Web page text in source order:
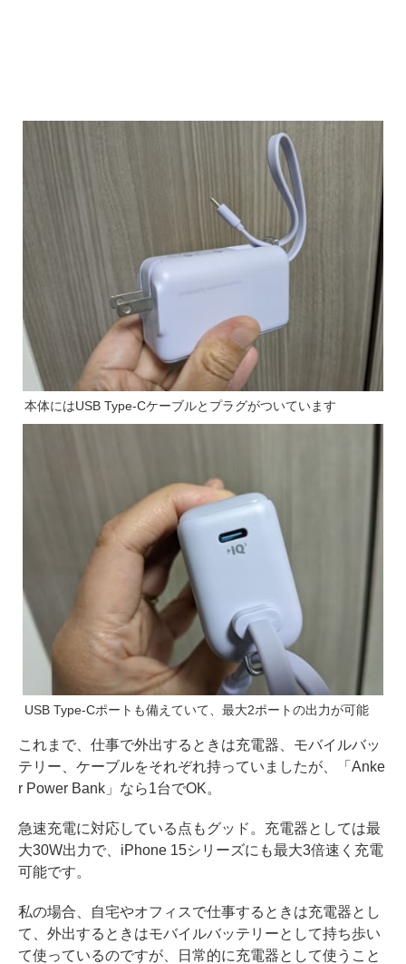
本体にはUSB Type-Cケーブルとプラグがついています
USB Type-Cポートも備えていて、最大2ポートの出力が可能
これまで、仕事で外出するときは充電器、モバイルバッ
テリー、ケーブルをそれぞれ持っていましたが、「Anke
r Power Bank」なら1台でOK。
急速充電に対応している点もグッド。充電器としては最
大30W出力で、iPhone 15シリーズにも最大3倍速く充電
可能です。
私の場合、自宅やオフィスで仕事するときは充電器とし
て、外出するときはモバイルバッテリーとして持ち歩い
て使っているのですが、日常的に充電器として使うこと